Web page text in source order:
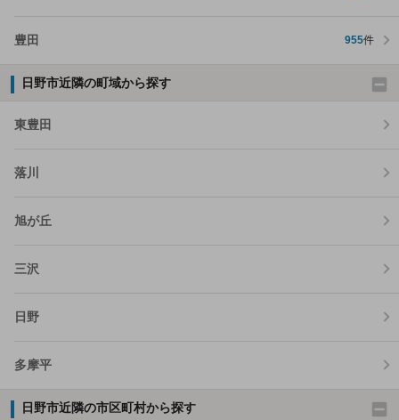
豊田 955件
日野市近隣の町域から探す
東豊田
落川
旭が丘
三沢
日野
多摩平
日野市近隣の市区町村から探す